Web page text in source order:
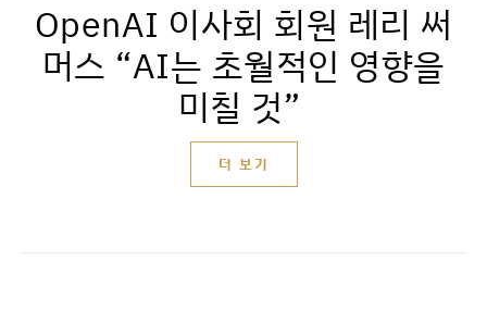
OpenAI 이사회 회원 레리 써
머스 “AI는 초월적인 영향을
미칠 것”
더 보기